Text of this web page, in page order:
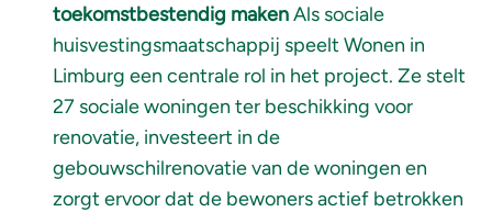
toekomstbestendig makenAls sociale
huisvestingsmaatschappij speelt Wonen in
Limburg een centrale rol in het project. Ze stelt
27 sociale woningen ter beschikking voor
renovatie, investeert in de
gebouwschilrenovatie van de woningen en
zorgt ervoor dat de bewoners actief betrokken